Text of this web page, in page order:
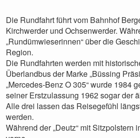
Die Rundfahrt führt vom Bahnhof
Kirchwerder und Ochsenwerder.
„Rundümwieserinnen“ über die
Region.
Die Rundfahrten werden mit
Überlandbus der Marke „Büssing
„Mercedes-Benz O 305“ wurde 1984
seiner Erstzulassung 1962 sogar der
Alle drei lassen das Reisegefühl
werden.
Während der „Deutz“ mit Sitzpolstern